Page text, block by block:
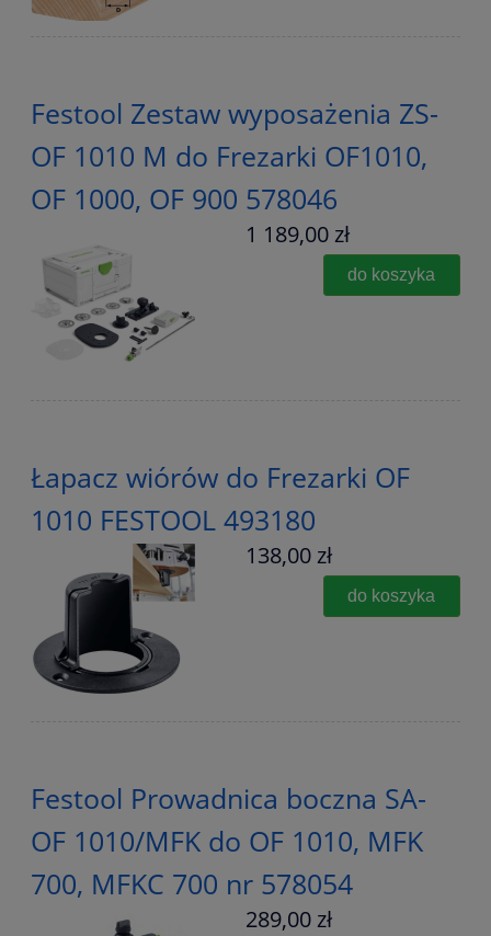
Festool Zestaw wyposażenia ZS-
OF 1010 M do Frezarki OF1010,
OF 1000, OF 900 578046
1 189,00 zł
do koszyka
Łapacz wiórów do Frezarki OF
1010 FESTOOL 493180
138,00 zł
do koszyka
Festool Prowadnica boczna SA-
OF 1010/MFK do OF 1010, MFK
700, MFKC 700 nr 578054
289,00 zł